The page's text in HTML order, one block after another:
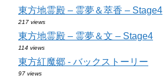
東方地霊殿 – 霊夢＆萃香 – Stage4
217 views
東方地霊殿 – 霊夢＆文 – Stage4
114 views
東方紅魔郷 - バックストーリー
97 views